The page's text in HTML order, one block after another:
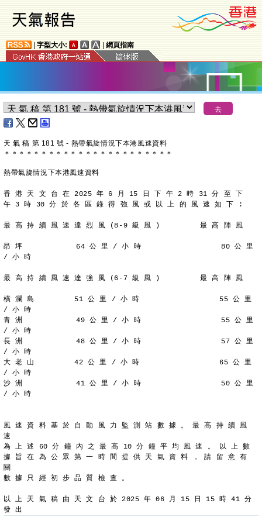
字型大小: 網頁指南
天 氣 稿 第 181 號 - 熱帶氣旋情況下本港風速資料
＊ ＊ ＊ ＊ ＊ ＊ ＊ ＊ ＊ ＊ ＊ ＊ ＊ ＊ ＊ ＊ ＊ ＊ ＊ ＊ ＊ ＊ ＊
熱帶氣旋情況下本港風速資料
香 港 天 文 台 在 2025 年 6 月 15 日 下 午 2 時 31 分 至 下
午 3 時 30 分 於 各 區 錄 得 強 風 或 以 上 的 風 速 如 下 :
最 高 持 續 風 速 達 烈 風 (8-9 級 風 )         最 高 陣 風
昂 坪            64 公 里 / 小 時                  80 公 里
/ 小 時
最 高 持 續 風 速 達 強 風 (6-7 級 風 )         最 高 陣 風
橫 瀾 島         51 公 里 / 小 時                  55 公 里
/ 小 時
青 洲            49 公 里 / 小 時                  55 公 里
/ 小 時
長 洲            48 公 里 / 小 時                  57 公 里
/ 小 時
大 老 山         42 公 里 / 小 時                  65 公 里
/ 小 時
沙 洲            41 公 里 / 小 時                  50 公 里
/ 小 時
風 速 資 料 基 於 自 動 風 力 監 測 站 數 據 。 最 高 持 續 風
速
為 上 述 60 分 鐘 內 之 最 高 10 分 鐘 平 均 風 速 。 以 上 數
據 旨 在 為 公 眾 第 一 時 間 提 供 天 氣 資 料 ， 請 留 意 有
關
數 據 只 經 初 步 品 質 檢 查 。
以 上 天 氣 稿 由 天 文 台 於 2025 年 06 月 15 日 15 時 41 分
發 出